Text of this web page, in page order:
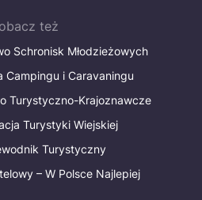
też
Schronisk Młodzieżowych
Campingu i Caravaningu
Turystyczno-Krajoznawcze
Turystyki Wiejskiej
Turystyczny
– W Polsce Najlepiej